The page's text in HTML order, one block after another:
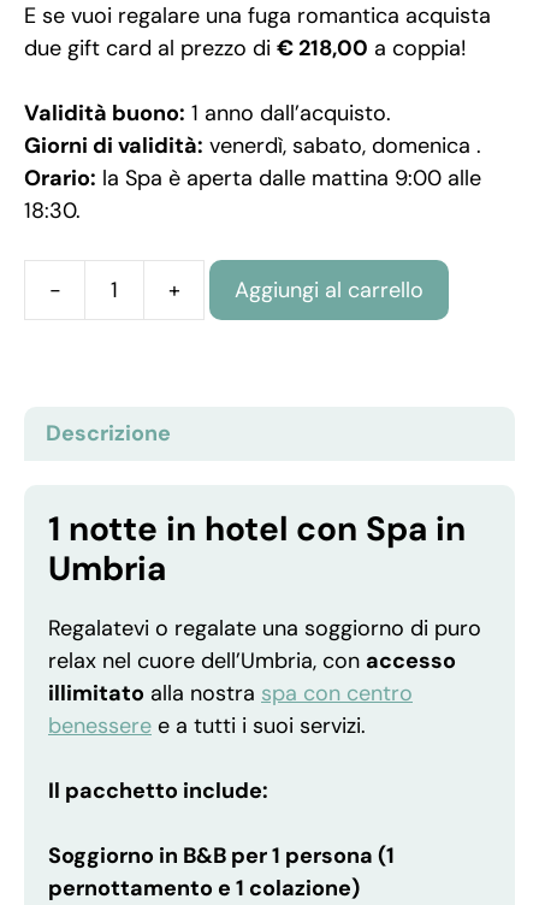
E se vuoi regalare una fuga romantica acquista
due gift card al prezzo di € 218,00 a coppia!
Validità buono: 1 anno dall’acquisto.
Giorni di validità: venerdì, sabato, domenica .
Orario: la Spa è aperta dalle mattina 9:00 alle
18:30.
Gift
Centro
Umbria
quantità
Aggiungi al carrello
Descrizione
1 notte in hotel con Spa in
Umbria
Regalatevi o regalate una soggiorno di puro
relax nel cuore dell’Umbria, con accesso
illimitato alla nostra spa con centro
benessere e a tutti i suoi servizi.
Il pacchetto include:
Soggiorno in B&B per 1 persona (1
pernottamento e 1 colazione)